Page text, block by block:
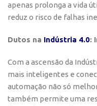
apenas prolonga a vida
reduz o risco de falhas
Dutos na Indústria 4.0:
Com a ascensão da
mais inteligentes e
automação não só
também permite uma